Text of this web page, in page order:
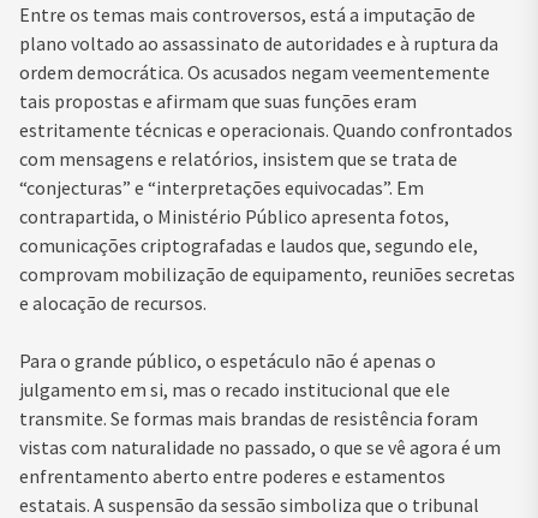
Entre os temas mais controversos, está a imputação de
plano voltado ao assassinato de autoridades e à ruptura da
ordem democrática. Os acusados negam veementemente
tais propostas e afirmam que suas funções eram
estritamente técnicas e operacionais. Quando confrontados
com mensagens e relatórios, insistem que se trata de
“conjecturas” e “interpretações equivocadas”. Em
contrapartida, o Ministério Público apresenta fotos,
comunicações criptografadas e laudos que, segundo ele,
comprovam mobilização de equipamento, reuniões secretas
e alocação de recursos.
Para o grande público, o espetáculo não é apenas o
julgamento em si, mas o recado institucional que ele
transmite. Se formas mais brandas de resistência foram
vistas com naturalidade no passado, o que se vê agora é um
enfrentamento aberto entre poderes e estamentos
estatais. A suspensão da sessão simboliza que o tribunal